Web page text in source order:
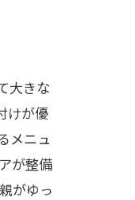
大きな
けが優
メニュ
が整備
がゆっ